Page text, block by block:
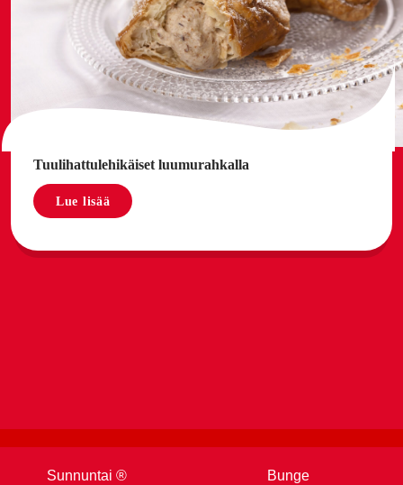
Tuulihattulehikäiset luumurahkalla
Lue lisää
Sunnuntai ®
Bunge